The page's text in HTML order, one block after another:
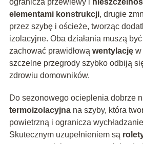
elementami konstrukcji, drugie
przez szybę i ościeże, tworząc
izolacyjne. Oba działania muszą
zachować prawidłową wentylacjęw
szczelne przegrody szybko odbiją
zdrowiu domowników.
Do sezonowego ocieplenia dobrze
termoizolacyjnana szyby, która
powietrzną i ogranicza
Skutecznym uzupełnieniem są